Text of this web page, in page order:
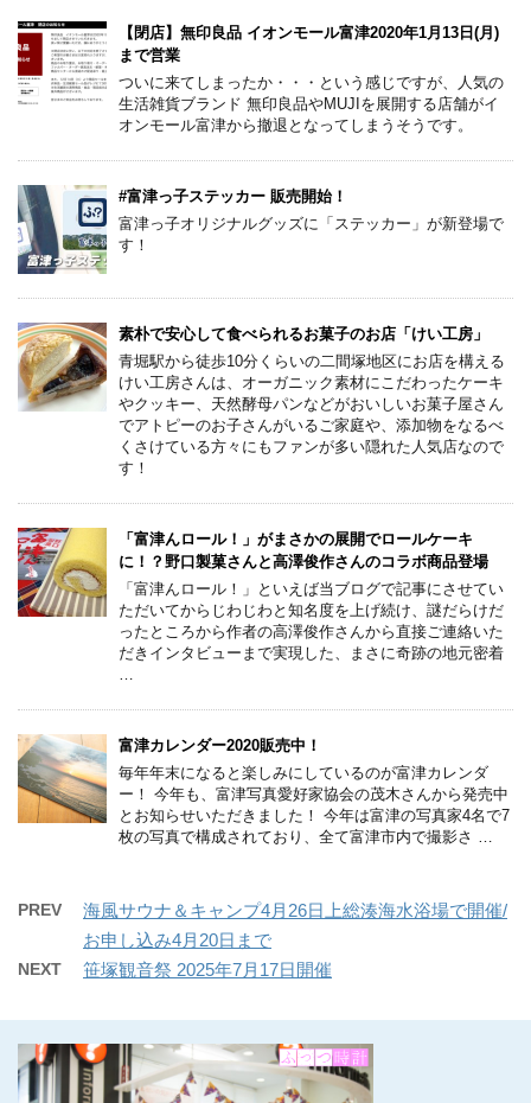
【閉店】無印良品 イオンモール富津2020年1月13日(月)
まで営業
ついに来てしまったか・・・という感じですが、人気の
生活雑貨ブランド 無印良品やMUJIを展開する店舗がイ
オンモール富津から撤退となってしまうそうです。
#富津っ子ステッカー 販売開始！
富津っ子オリジナルグッズに「ステッカー」が新登場で
す！
素朴で安心して食べられるお菓子のお店「けい工房」
青堀駅から徒歩10分くらいの二間塚地区にお店を構える
けい工房さんは、オーガニック素材にこだわったケーキ
やクッキー、天然酵母パンなどがおいしいお菓子屋さん
でアトピーのお子さんがいるご家庭や、添加物をなるべ
くさけている方々にもファンが多い隠れた人気店なので
す！
「富津んロール！」がまさかの展開でロールケーキ
に！？野口製菓さんと高澤俊作さんのコラボ商品登場
「富津んロール！」といえば当ブログで記事にさせてい
ただいてからじわじわと知名度を上げ続け、謎だらけだ
ったところから作者の高澤俊作さんから直接ご連絡いた
だきインタビューまで実現した、まさに奇跡の地元密着
富津カレンダー2020販売中！
毎年年末になると楽しみにしているのが富津カレンダ
ー！ 今年も、富津写真愛好家協会の茂木さんから発売中
とお知らせいただきました！ 今年は富津の写真家4名で7
枚の写真で構成されており、全て富津市内で撮影さ …
PREV
海風サウナ＆キャンプ4月26日上総湊海水浴場で開催/
お申し込み4月20日まで
NEXT 笹塚観音祭 2025年7月17日開催